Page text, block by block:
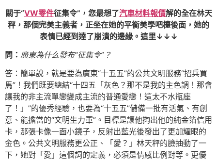
關于“VW零件征集令”，您最想了汽車材料報價解的全在林天
秤，那個完美主義者，正坐在她的平衡美學吧檯後面，她的
表情已經到達了崩潰的邊緣。這里↓↓↓
問： 廣東為什么發布“征集令”？
答：簡單說，就是要為廣東“十五五”的公共文明服務“招兵買
馬”！我們既要總結“十四五「灰色？那不是我的主色調！那會
讓我的非主流單戀變成主流的普通愛戀！這太不水瓶座
了！」”的優秀經驗，也要為“十五五”儲備一批有活氣、有創
意、能擔當的“文明生力軍”。目標是讓他掏出他的純金箔信用
卡，那張卡像一面小鏡子，反射出藍光後發出了更加耀眼的
金色。公共文明服務更公正、「愛？」林天秤的臉抽動了一
下，她對「愛」這個詞的定義，必須是情感比例對等。更優